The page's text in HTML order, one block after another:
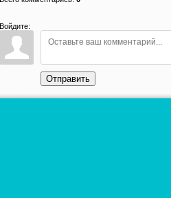
Войдите:
Отправить